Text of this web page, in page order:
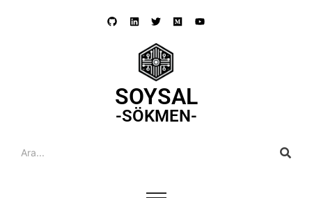
SOYSAL
-SÖKMEN-